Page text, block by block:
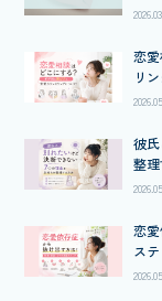
恋
リ
彼
整
恋
ス